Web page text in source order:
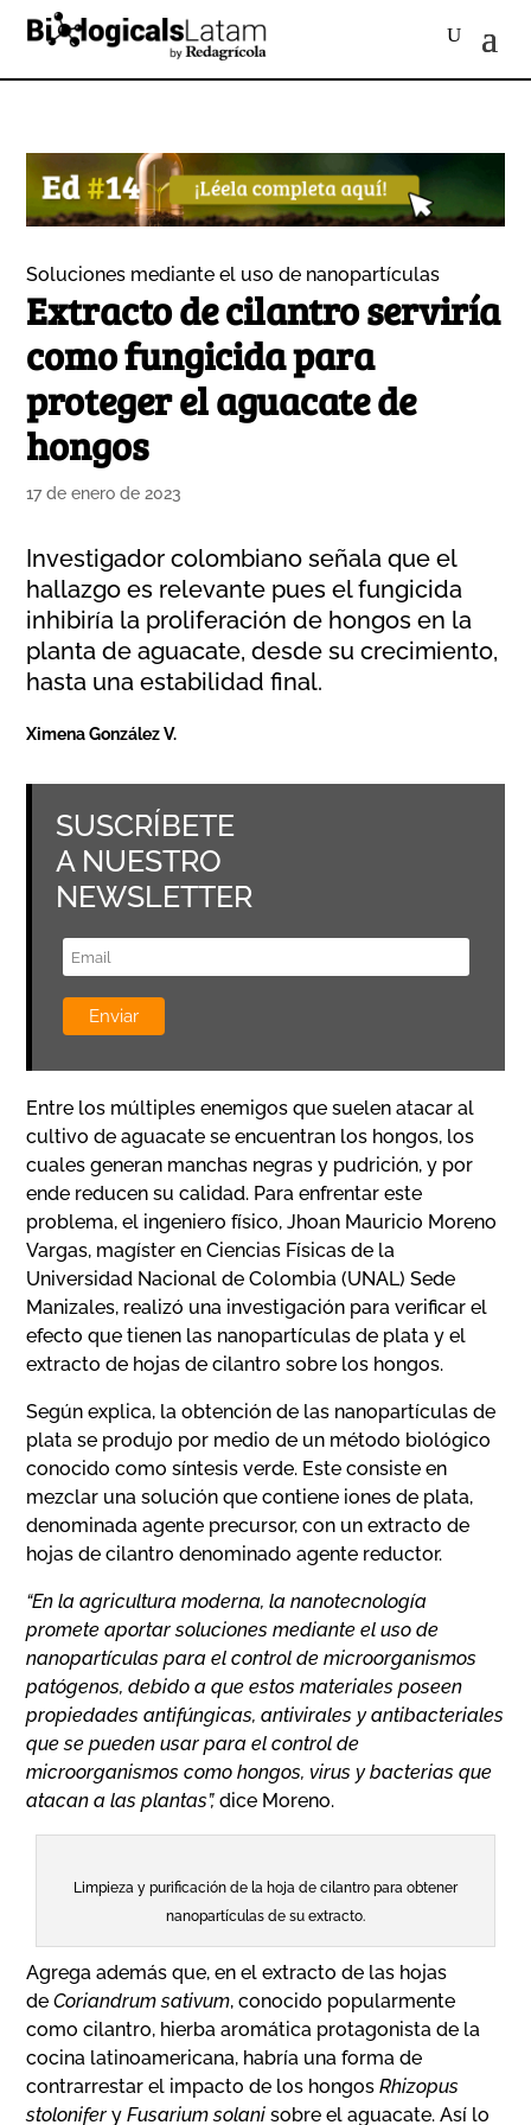
Soluciones mediante el uso de nanopartículas
Extracto de cilantro serviría
como fungicida para
proteger el aguacate de
hongos
17 de enero de 2023
Investigador colombiano señala que el
hallazgo es relevante pues el fungicida
inhibiría la proliferación de hongos en la
planta de aguacate, desde su crecimiento,
hasta una estabilidad final.
Ximena González V.
SUSCRÍBETE
A NUESTRO
NEWSLETTER
Entre los múltiples enemigos que suelen atacar al
cultivo de aguacate se encuentran los hongos, los
cuales generan manchas negras y pudrición, y por
ende reducen su calidad. Para enfrentar este
problema, el ingeniero físico, Jhoan Mauricio Moreno
Vargas, magíster en Ciencias Físicas de la
Universidad Nacional de Colombia (UNAL) Sede
Manizales, realizó una investigación para verificar el
efecto que tienen las nanopartículas de plata y el
extracto de hojas de cilantro sobre los hongos.
Según explica, la obtención de las nanopartículas de
plata se produjo por medio de un método biológico
conocido como síntesis verde. Este consiste en
mezclar una solución que contiene iones de plata,
denominada agente precursor, con un extracto de
hojas de cilantro denominado agente reductor.
“En la agricultura moderna, la nanotecnología
promete aportar soluciones mediante el uso de
nanopartículas para el control de microorganismos
patógenos, debido a que estos materiales poseen
propiedades antifúngicas, antivirales y antibacteriales
que se pueden usar para el control de
microorganismos como hongos, virus y bacterias que
atacan a las plantas”, dice Moreno.
Limpieza y purificación de la hoja de cilantro para obtener
nanopartículas de su extracto.
Agrega además que, en el extracto de las hojas
deCoriandrum sativum, conocido popularmente
como cilantro, hierba aromática protagonista de la
cocina latinoamericana, habría una forma de
contrarrestar el impacto de los hongosRhizopus
stolonifer yFusarium solani sobre el aguacate. Así lo